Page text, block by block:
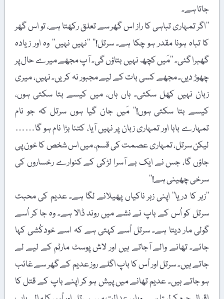
جاتا ہے۔
’’اگر تمہاری تباہی کا راز اس گھر سے تعلق رکھتا ہے، تو اس گھر
کا تباہ ہونا مقدر ہو چکا ہے۔ سرتل!‘‘ ’’نہیں نہیں‘‘ وہ اور زیادہ
گھبرا گئی۔ ’’مَیں کچھ نہیں بتاؤں گی۔ آپ مجھے میرے حال پر
چھوڑ دیں۔ مجھے کسی بات کے لیے مجبور نہ کریں۔ نہیں، میری
زبان نہیں کھل سکتی۔ ہاں ہاں، میں کیسے بتا سکتی ہوں،
کیسے بتا سکتی ہوں!‘‘ مَیں جان گیا ہوں سرتل کہ جو نام
تمہارے بابا اور تمہاری زبان پر نہیں آیا، کتنا بڑا نام ہو گا……
لیکن سرتل، تمہاری عصمت کی قسم، میں اس شخص کا خون پی
جاؤں گا، جس نے ایک بے آسرا لڑکی کے کنوارے رخساروں کی
سرخی چھینی ہے!‘‘
’’زہر کا دریا‘‘ اپنی زہر ناکیاں پھیلانے لگا ہے۔ عدیم کی محبت
سرتل کو اُس کے باپ نے نشے میں روند ڈالا ہے۔ وہ جا کر اُسے
گولی مار دیتا ہے۔ سرتل اُسے کہتی ہے کہ اسے خودکُشی کہا
جائے۔ تھانے والے آجاتے ہیں اور لاش پوسٹ مارٹم کے لیے لے
جاتے ہیں۔ سرتل اور اُس کا باپ اگلے روز عدیم کے گھر سے غائب
ہو جاتے ہیں۔ عدیم تھانے میں پیش ہو کر اپنے باپ کے قتل کا